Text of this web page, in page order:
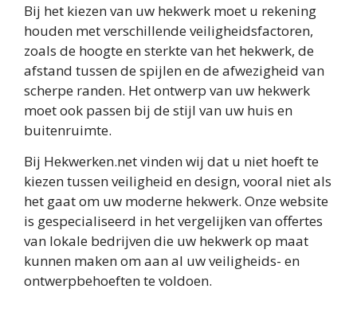
Bij het kiezen van uw hekwerk moet u rekening
houden met verschillende veiligheidsfactoren,
zoals de hoogte en sterkte van het hekwerk, de
afstand tussen de spijlen en de afwezigheid van
scherpe randen. Het ontwerp van uw hekwerk
moet ook passen bij de stijl van uw huis en
buitenruimte.
Bij Hekwerken.net vinden wij dat u niet hoeft te
kiezen tussen veiligheid en design, vooral niet als
het gaat om uw moderne hekwerk. Onze website
is gespecialiseerd in het vergelijken van offertes
van lokale bedrijven die uw hekwerk op maat
kunnen maken om aan al uw veiligheids- en
ontwerpbehoeften te voldoen.